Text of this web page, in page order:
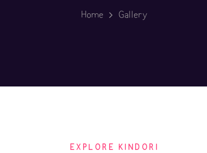
Home Gallery
EXPLORE KINDORI